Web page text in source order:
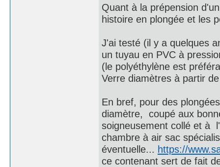
Quant à la prépension
histoire en plongée et les
J'ai testé (il y a quelques
un tuyau en PVC à
(le polyéthylène est
Verre diamètres à partir
En bref, pour des
diamètre, coupé aux
soigneusement collé et à
chambre à air sac
éventuelle... https://
ce contenant sert de fait